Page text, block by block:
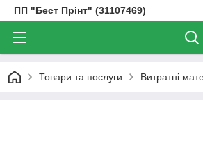
ПП "Бест Прінт" (31107469)
Товари та послуги Витратні